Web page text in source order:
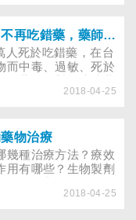
確定的病兆，需進
確定是不是乳癌；
有良 性腫塊，醫師
些等待的過程中，
聆聽報告時，更如同
乳癌僅佔極小部
驚慌。 乳癌篩檢
，篩檢乃是在無症
由觸診、超音波及Ｘ
多為 觸診加上Ｘ光
用肛門栓劑退燒。星
斷為咽唊炎（腸病毒
給予點滴注射，以防
忘了吃藥怎麼辦？不再吃錯藥，藥師教你正確服藥
人死於吃錯藥，在台
而中毒、過敏、死於
使用禁忌，你清楚
2018-04-25
物治療
幾種治療方法？療效
用有哪些？生物製劑
2018-04-25